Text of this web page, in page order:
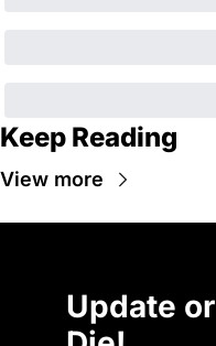
Keep Reading
View more
Update or